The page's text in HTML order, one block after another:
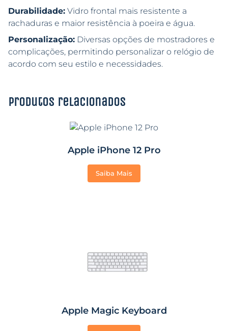
Durabilidade: Vidro frontal mais resistente a
rachaduras e maior resistência à poeira e água.
Personalização: Diversas opções de mostradores e
complicações, permitindo personalizar o relógio de
acordo com seu estilo e necessidades.
Produtos relacionados
Apple iPhone 12 Pro
Saiba Mais
Apple Magic Keyboard